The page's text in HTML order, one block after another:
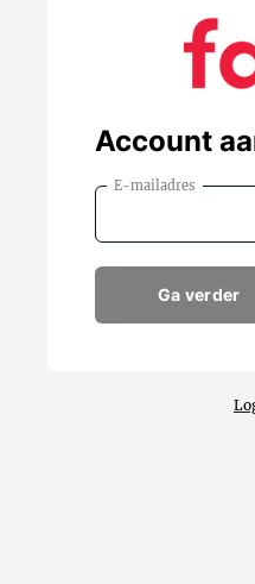
Account
E-mailadres
Ga verder